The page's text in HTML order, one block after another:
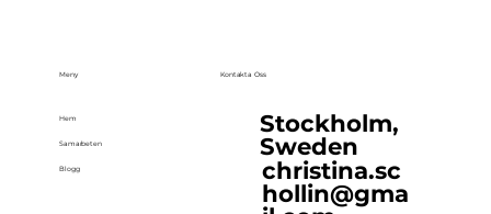
Meny
Hem
Samarbeten
Blogg
Kontakta Oss
Stockholm,
Sweden
christina.sc
hollin@gma